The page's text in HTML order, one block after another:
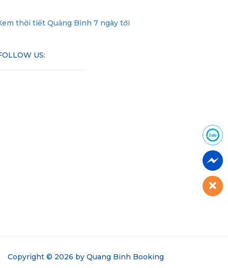
thời tiết Quảng Bình 7 ngày tới
US:
Copyright © 2026 by Quang Binh Booking